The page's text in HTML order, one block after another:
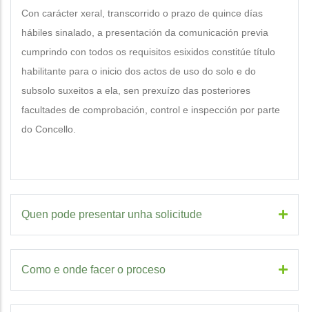
Con carácter xeral, transcorrido o prazo de quince días
hábiles sinalado, a presentación da comunicación previa
cumprindo con todos os requisitos esixidos constitúe título
habilitante para o inicio dos actos de uso do solo e do
subsolo suxeitos a ela, sen prexuízo das posteriores
facultades de comprobación, control e inspección por parte
do Concello.
Quen pode presentar unha solicitude
Como e onde facer o proceso